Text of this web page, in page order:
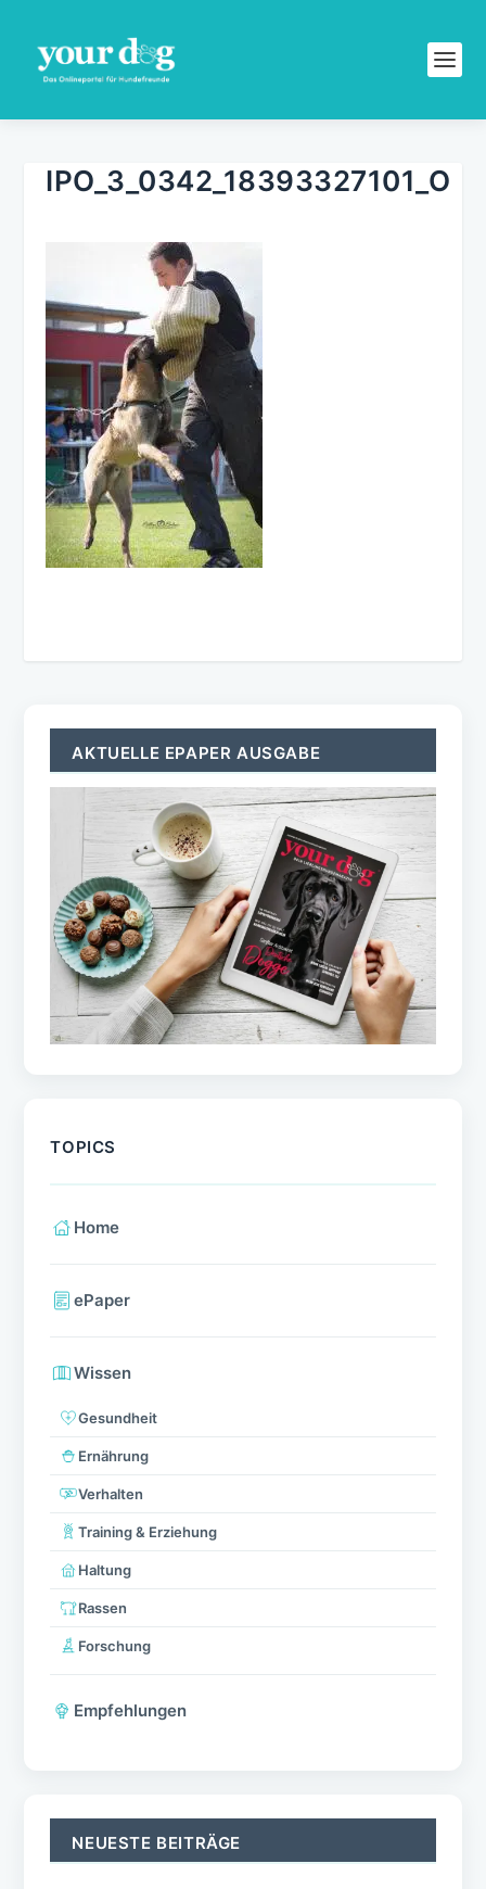
IPO_3_0342_18393327101_O
AKTUELLE EPAPER AUSGABE
TOPICS
Home
ePaper
Wissen
Gesundheit
Ernährung
Verhalten
Training & Erziehung
Haltung
Rassen
Forschung
Empfehlungen
NEUESTE BEITRÄGE